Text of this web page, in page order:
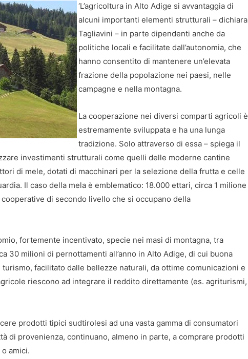
‘L’agricoltura in Alto Adige si avvantaggia di
alcuni importanti elementi strutturali – dichiara
Tagliavini – in parte dipendenti anche da
politiche locali e facilitate dall’autonomia, che
hanno consentito di mantenere un’elevata
frazione della popolazione nei paesi, nelle
campagne e nella montagna.
La cooperazione nei diversi comparti agricoli è
estremamente sviluppata e ha una lunga
tradizione. Solo attraverso di essa – spiega il
investimenti strutturali come quelli delle moderne cantine
di mele, dotati di macchinari per la selezione della frutta e celle
Il caso della mela è emblematico: 18.000 ettari, circa 1 milione
di secondo livello che si occupano della
fortemente incentivato, specie nei masi di montagna, tra
30 milioni di pernottamenti all’anno in Alto Adige, di cui buona
facilitato dalle bellezze naturali, da ottime comunicazioni e
riescono ad integrare il reddito direttamente (es. agriturismi,
prodotti tipici sudtirolesi ad una vasta gamma di consumatori
di provenienza, continuano, almeno in parte, a comprare prodotti
amici.